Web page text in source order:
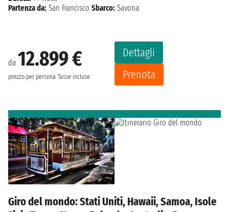
da 12.899 €
prezzo per persona Tasse incluse
Dettagli
Prenota
Partenza da: San Francisco Sbarco: Savona
Giro del mondo: Stati Uniti, Hawaii, Samoa, Isole